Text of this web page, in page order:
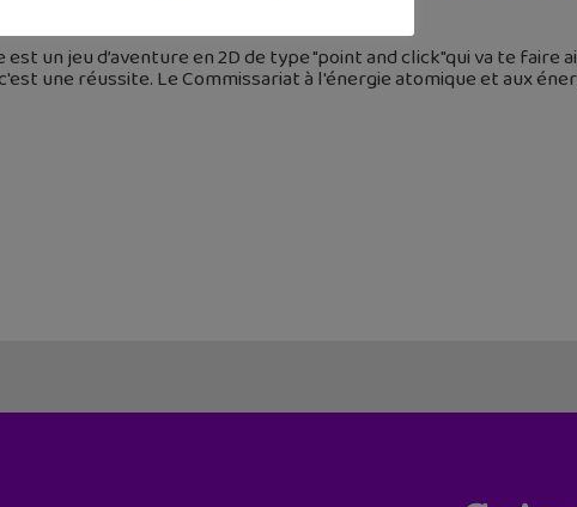
un jeu d’aventure en 2D de type "point and click"qui va te faire
une réussite. Le Commissariat à l'énergie atomique et aux